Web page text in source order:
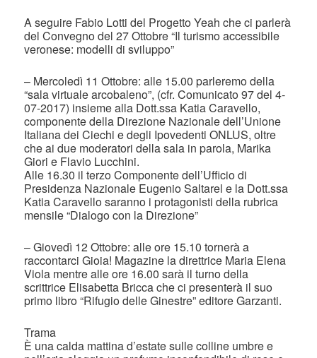
A seguire Fabio Lotti del Progetto Yeah che ci parlerà
del Convegno del 27 Ottobre “Il turismo accessibile
veronese: modelli di sviluppo”
– Mercoledì 11 Ottobre: alle 15.00 parleremo della
“sala virtuale arcobaleno”, (cfr. Comunicato 97 del 4-
07-2017) insieme alla Dott.ssa Katia Caravello,
componente della Direzione Nazionale dell’Unione
Italiana dei Ciechi e degli Ipovedenti ONLUS, oltre
che ai due moderatori della sala in parola, Marika
Giori e Flavio Lucchini.
Alle 16.30 il terzo Componente dell’Ufficio di
Presidenza Nazionale Eugenio Saltarel e la Dott.ssa
Katia Caravello saranno i protagonisti della rubrica
mensile “Dialogo con la Direzione”
– Giovedì 12 Ottobre: alle ore 15.10 tornerà a
raccontarci Gioia! Magazine la direttrice Maria Elena
Viola mentre alle ore 16.00 sarà il turno della
scrittrice Elisabetta Bricca che ci presenterà il suo
primo libro “Rifugio delle Ginestre” editore Garzanti.
Trama
È una calda mattina d’estate sulle colline umbre e